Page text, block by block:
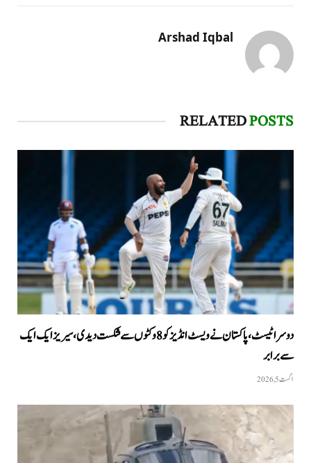
Arshad Iqbal
RELATEDPOSTS
دوسرا ٹیسٹ، پاکستان نے ویسٹ انڈیز کو 8 وکٹوں سے شکست دیدی، سیریز ایک ایک
سے برابر
اگست 5, 2026